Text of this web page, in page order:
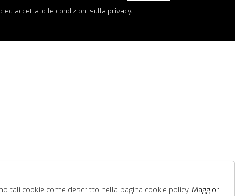
ed accettato le condizioni sulla privacy.
tali cookie come descritto nella pagina cookie policy. Maggiori